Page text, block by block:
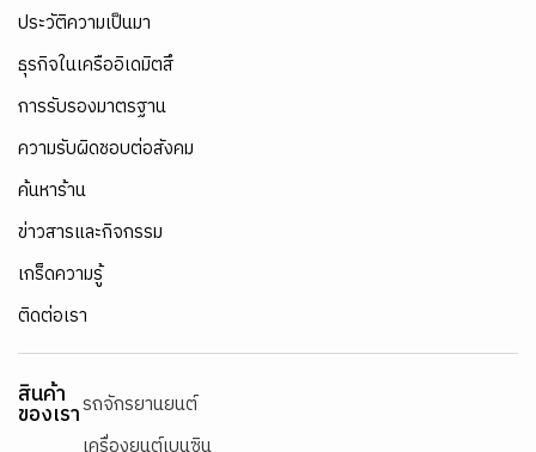
ประวัติความเป็นมา
ธุรกิจในเครืออิเดมิตสึ
การรับรองมาตรฐาน
ความรับผิดชอบต่อสังคม
ค้นหาร้าน
ข่าวสารและกิจกรรม
เกร็ดความรู้
ติดต่อเรา
สินค้า
ของเรารถจักรยานยนต์
เครื่องยนต์เบนซิน